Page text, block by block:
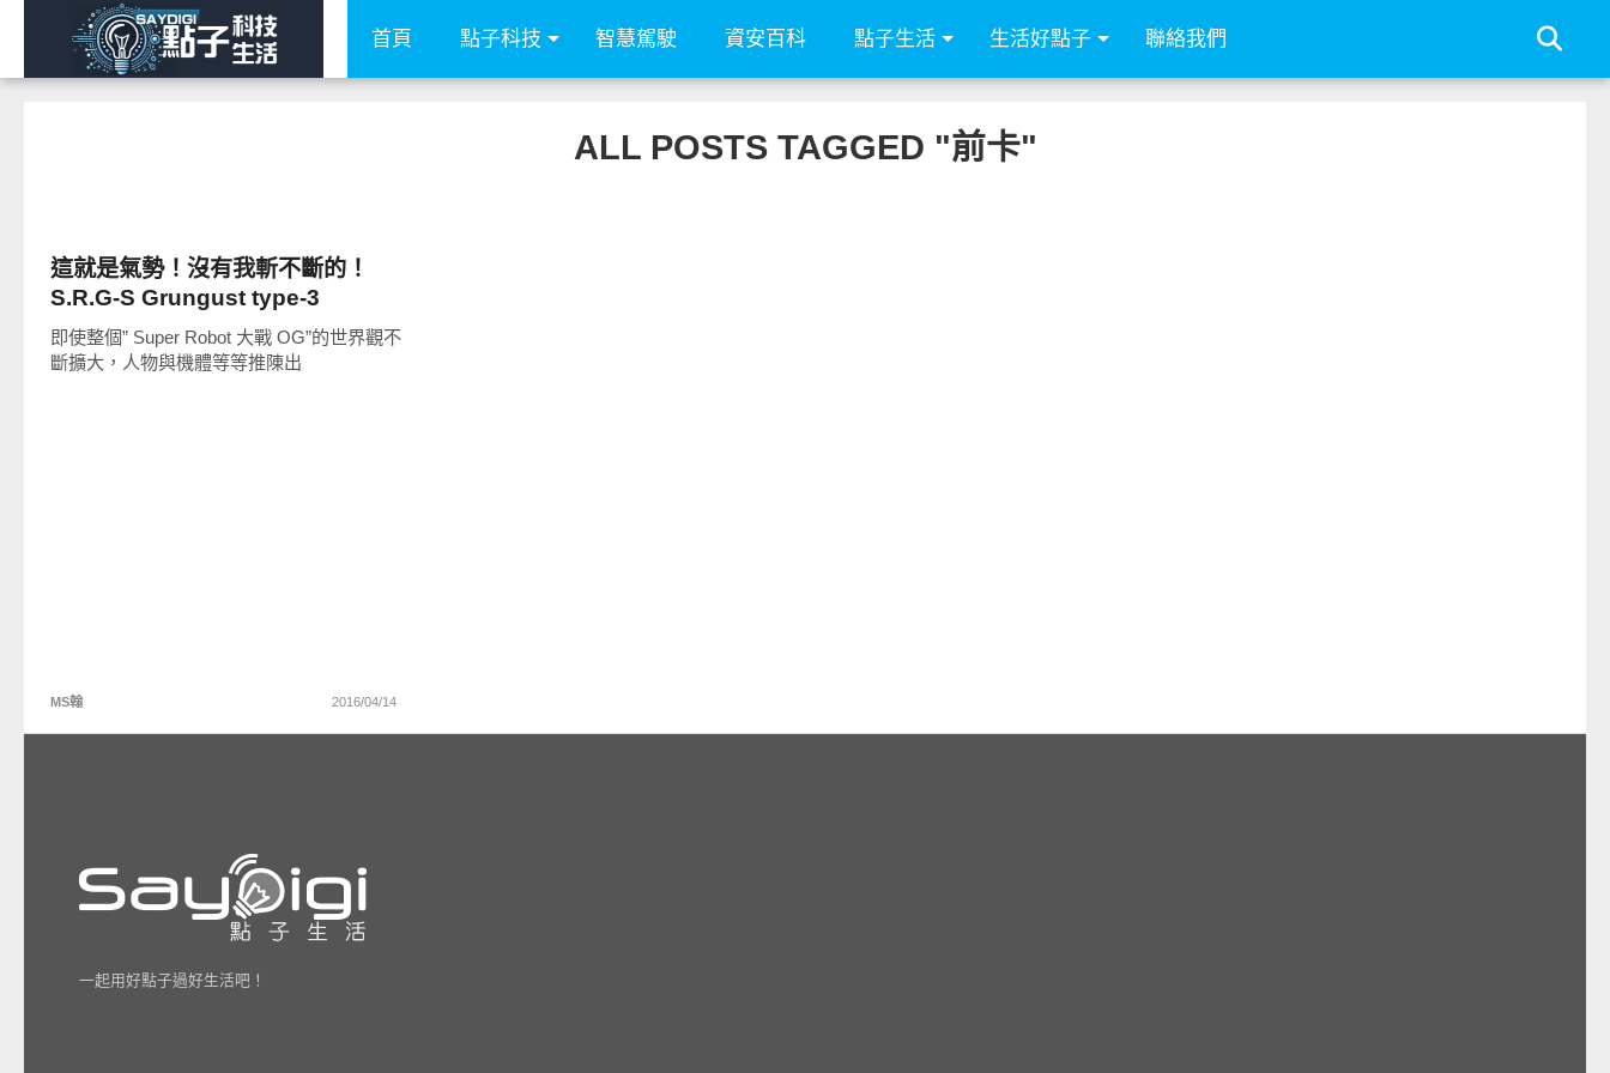
首頁 點子科技 智慧駕駛 資安百科 點子生活 生活好點子 聯絡我們
ALL POSTS TAGGED "前卡"
這就是氣勢！沒有我斬不斷的！
S.R.G-S Grungust type-3
(Sangar機)
即使整個” Super Robot 大戰 OG”的世界觀不
斷擴大，人物與機體等等推陳出
MS翰 2016/04/14
一起用好點子過好生活吧！